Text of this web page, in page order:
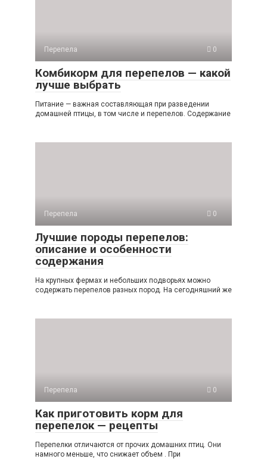
Перепела 0
Комбикорм для перепелов — какой
лучше выбрать
Питание — важная составляющая при разведении
домашней птицы, в том числе и перепелов. Содержание
Перепела 0
Лучшие породы перепелов:
описание и особенности
содержания
На крупных фермах и небольших подворьях можно
содержать перепелов разных пород. На сегодняшний же
Перепела 0
Как приготовить корм для
перепелок — рецепты
Перепелки отличаются от прочих домашних птиц. Они
намного меньше, что снижает объем . При